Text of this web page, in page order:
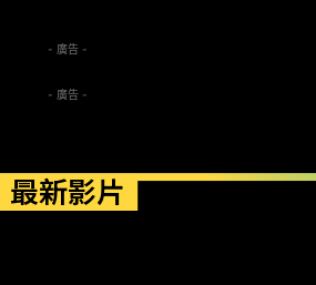
- 廣告 -
- 廣告 -
最新影片